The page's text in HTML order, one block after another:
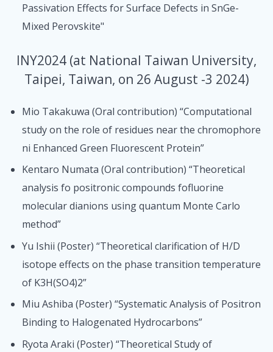
Passivation Effects for Surface Defects in SnGe-
Mixed Perovskite"
INY2024 (at National Taiwan University,
Taipei, Taiwan, on 26 August -3 2024)
Mio Takakuwa (Oral contribution) “Computational
study on the role of residues near the chromophore
ni Enhanced Green Fluorescent Protein”
Kentaro Numata (Oral contribution) “Theoretical
analysis fo positronic compounds fofluorine
molecular dianions using quantum Monte Carlo
method”
Yu Ishii (Poster) “Theoretical clarification of H/D
isotope effects on the phase transition temperature
of K3H(SO4)2”
Miu Ashiba (Poster) “Systematic Analysis of Positron
Binding to Halogenated Hydrocarbons”
Ryota Araki (Poster) “Theoretical Study of